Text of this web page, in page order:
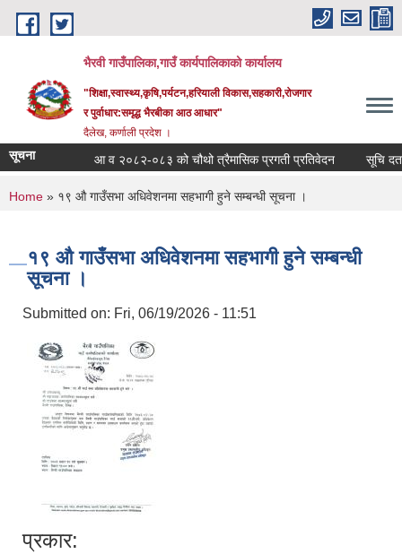
Skip to main content
भैरवी गाउँपालिका,गाउँ कार्यपालिकाको कार्यालय
"शिक्षा,स्वास्थ्य,कृषि,पर्यटन,हरियाली विकास,सहकारी,रोजगार
र पुर्वाधार:समृद्ध भैरबीका आठ आधार"
दैलेख, कर्णाली प्रदेश ।
सूचना आ व २०८२-०८३ को चौथो त्रैमासिक प्रगती प्रतिवेदन सूचि दर्ता
You are here
Home » १९ औ गाउँसभा अधिवेशनमा सहभागी हुने सम्बन्धी सूचना ।
१९ औ गाउँसभा अधिवेशनमा सहभागी हुने सम्बन्धी
सूचना ।
Submitted on: Fri, 06/19/2026 - 11:51
प्रकार: